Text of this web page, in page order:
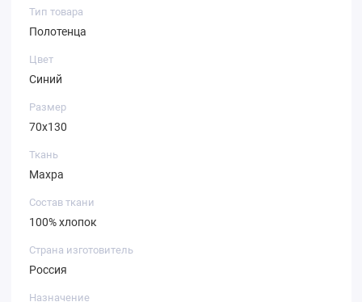
Тип товара
Полотенца
Цвет
Синий
Размер
70х130
Ткань
Махра
Состав ткани
100% хлопок
Страна изготовитель
Россия
Назначение